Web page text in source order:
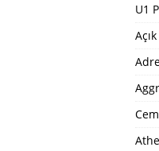
U1